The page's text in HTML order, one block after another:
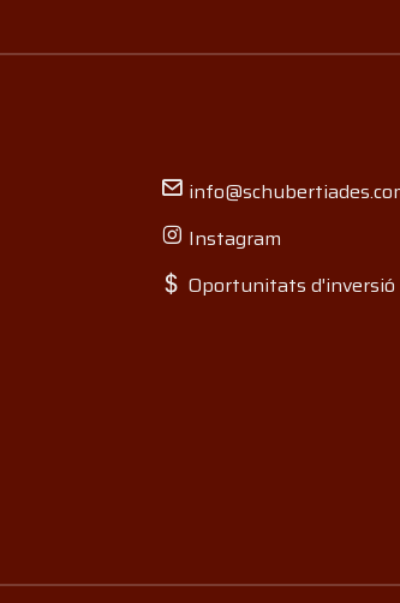
Instagram
Oportunitats d'inversió